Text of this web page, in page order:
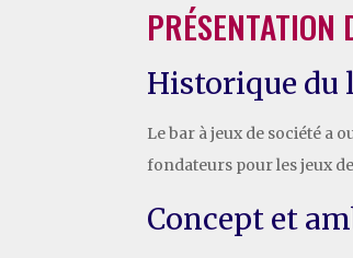
PRÉSENTATION
Historique du
Le bar à jeux de société a
fondateurs pour les jeux
Concept et